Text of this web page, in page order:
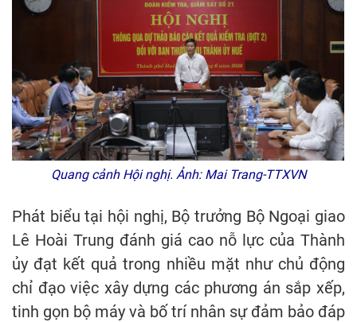
Quang cảnh Hội nghị. Ảnh: Mai Trang-TTXVN
Phát biểu tại hội nghị, Bộ trưởng Bộ Ngoại giao
Lê Hoài Trung đánh giá cao nỗ lực của Thành
ủy đạt kết quả trong nhiều mặt như chủ động
chỉ đạo việc xây dựng các phương án sắp xếp,
tinh gọn bộ máy và bố trí nhân sự đảm bảo đáp